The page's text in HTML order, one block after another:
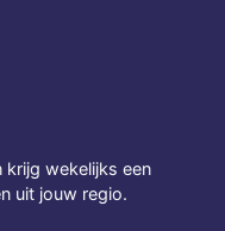
krijg wekelijks een
uit jouw regio.